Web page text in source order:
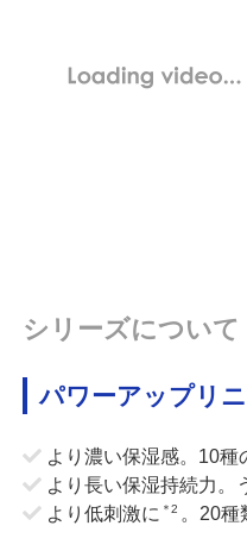
シリーズについて
パワーアップリ
より濃い保湿感。10種
より長い保湿持続力。
より低刺激に ＊2 。20種